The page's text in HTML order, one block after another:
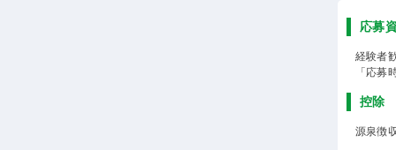
応募
経験者
「応募
控除
源泉徴